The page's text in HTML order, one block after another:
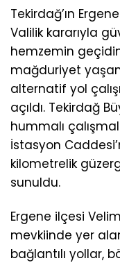
Tekirdağ’ın
Valilik kararıyla
hemzemin
mağduriyet
alternatif yol
açıldı. Tekirdağ
hummalı
İstasyon
kilometrelik
sunuldu.
Ergene ilçesi
mevkiinde yer
bağlantılı yollar,